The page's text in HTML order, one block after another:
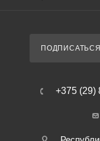
+375 (29)